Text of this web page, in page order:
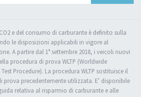
e del consumo di carburante è definito sulla
le disposizioni applicabili in vigore al
A partire dal 1° settembre 2018, i veicoli nuovi
procedura di prova WLTP (Worldwide
Procedure). La procedura WLTP sostituisce il
prova precedentemente utilizzata. E’ disponibile
relativa al risparmio di carburante e alle